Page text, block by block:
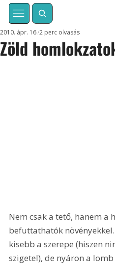
Zöld
2010. ápr. 16. 2 perc olvasás
Nem csak a tető, hanem a
befuttathatók
kisebb a szerepe (hiszen
szigetel), de nyáron a